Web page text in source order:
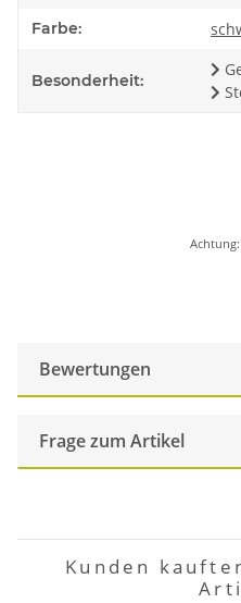
Farbe:
Besonderheit:
Bewertungen
Frage zum Artikel
Kunden